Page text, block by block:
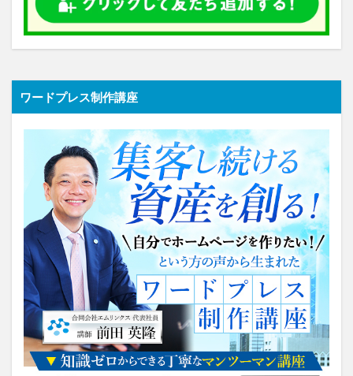
ワードプレス制作講座